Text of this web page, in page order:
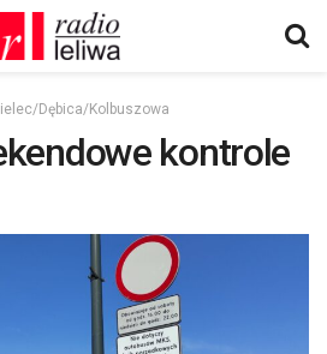
Dębica/Kolbuszowa
kontrole